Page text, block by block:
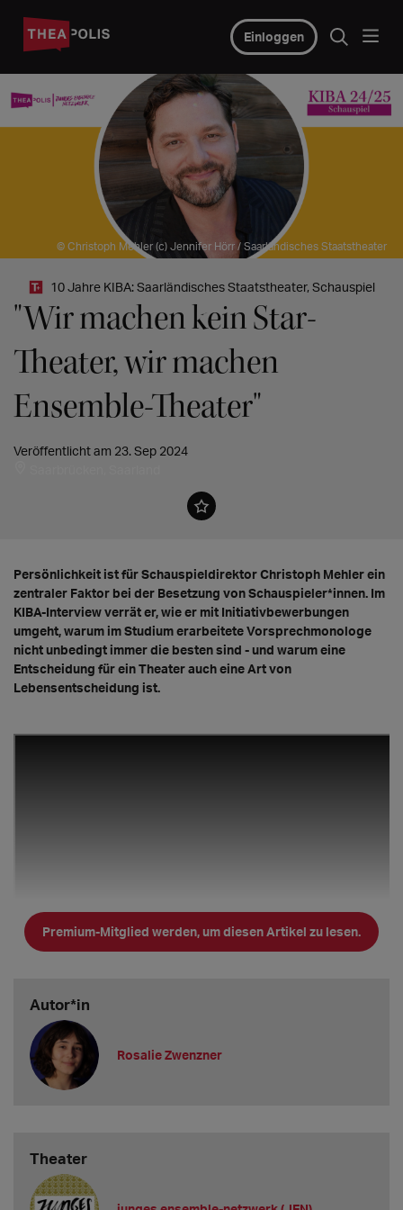
Einloggen
© Christoph Mehler (c) Jennifer Hörr / Saarländisches Staatstheater
10 Jahre KIBA: Saarländisches Staatstheater, Schauspiel
"Wir machen kein Star-
Theater, wir machen
Ensemble-Theater"
Veröffentlicht am 23. Sep 2024
Persönlichkeit ist für Schauspieldirektor Christoph Mehler ein
zentraler Faktor bei der Besetzung von Schauspieler*innen. Im
KIBA-Interview verrät er, wie er mit Initiativbewerbungen
umgeht, warum im Studium erarbeitete Vorsprechmonologe
nicht unbedingt immer die besten sind - und warum eine
Entscheidung für ein Theater auch eine Art von
Lebensentscheidung ist.
1. Vakanzen und Gagen
Premium-Mitglied werden, um diesen Artikel zu lesen.
Autor*in
Rosalie Zwenzner
Theater